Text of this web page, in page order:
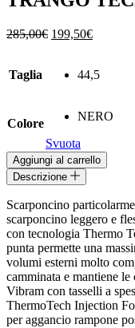
285,00€ Il
era:
199,50€Il
è:
Taglia 44,5
Colore
NERO
Svuota
TRANGO
TECH
GTX
LA
SPORTIVA
quantità
Aggiungi al carrello
Descrizione
Scarponcino
scarponcino leggero e
con tecnologia Thermo
punta permette una
volumi esterni molto
camminata e mantiene
Vibram con tasselli a
ThermoTech Injection
per aggancio rampone